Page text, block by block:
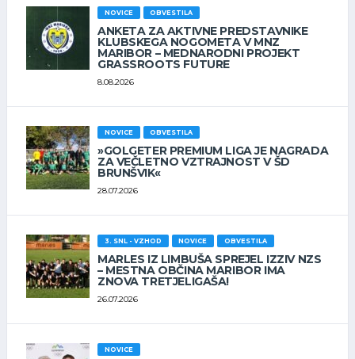
NOVICE OBVESTILA
ANKETA ZA AKTIVNE PREDSTAVNIKE
KLUBSKEGA NOGOMETA V MNZ
MARIBOR – MEDNARODNI PROJEKT
GRASSROOTS FUTURE
8.08.2026
NOVICE OBVESTILA
»GOLGETER PREMIUM LIGA JE NAGRADA
ZA VEČLETNO VZTRAJNOST V ŠD
BRUNŠVIK«
28.07.2026
3. SNL - VZHOD NOVICE OBVESTILA
MARLES IZ LIMBUŠA SPREJEL IZZIV NZS
– MESTNA OBČINA MARIBOR IMA
ZNOVA TRETJELIGAŠA!
26.07.2026
NOVICE